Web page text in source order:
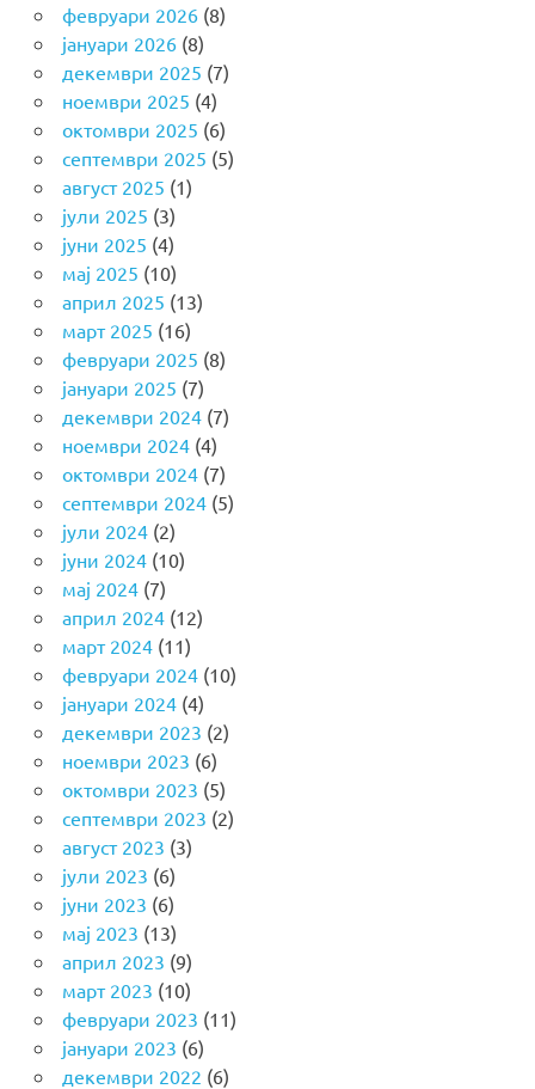
февруари 2026(8)
јануари 2026(8)
декември 2025 (7)
ноември 2025 (4)
октомври 2025 (6)
септември 2025 (5)
август 2025 (1)
јули 2025 (3)
јуни 2025 (4)
мај 2025 (10)
април 2025 (13)
март 2025 (16)
февруари 2025 (8)
јануари 2025 (7)
декември 2024(7)
ноември 2024(4)
октомври 2024(7)
септември 2024(5)
јули 2024(2)
јуни 2024(10)
мај 2024(7)
април 2024(12)
март 2024(11)
февруари 2024(10)
јануари 2024(4)
декември 2023 (2)
ноември 2023 (6)
октомври 2023 (5)
септември 2023 (2)
август 2023 (3)
јули 2023 (6)
јуни 2023 (6)
мај 2023 (13)
април 2023 (9)
март 2023 (10)
февруари 2023 (11)
јануари 2023 (6)
декември 2022 (6)